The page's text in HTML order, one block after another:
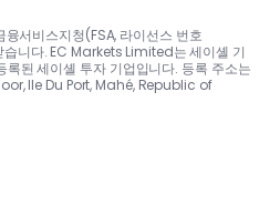
서비스지청(FSA, 라이선스 번호
니다. EC Markets Limited는 세이셸 기
된 세이셸 투자 기업입니다. 등록 주소는
Ile Du Port, Mahé, Republic of